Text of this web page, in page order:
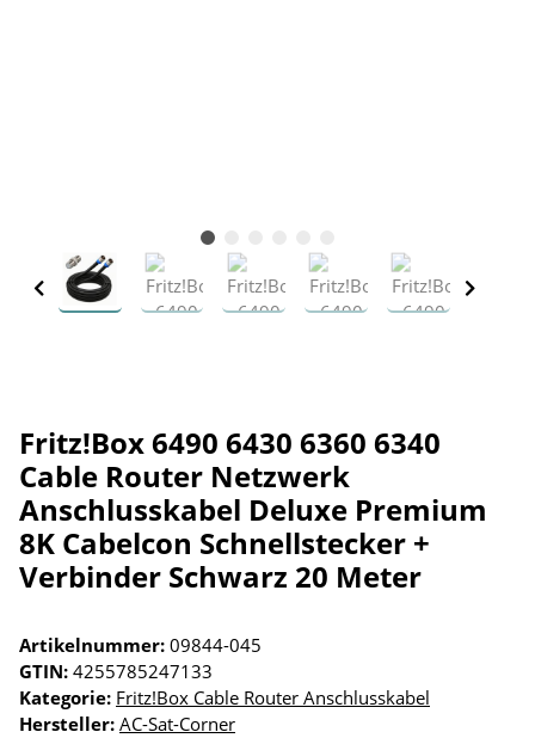
Fritz!Box 6490 6430 6360 6340
Cable Router Netzwerk
Anschlusskabel Deluxe Premium
8K Cabelcon Schnellstecker +
Verbinder Schwarz 20 Meter
Artikelnummer: 09844-045
GTIN: 4255785247133
Kategorie: Fritz!Box Cable Router Anschlusskabel
Hersteller: AC-Sat-Corner